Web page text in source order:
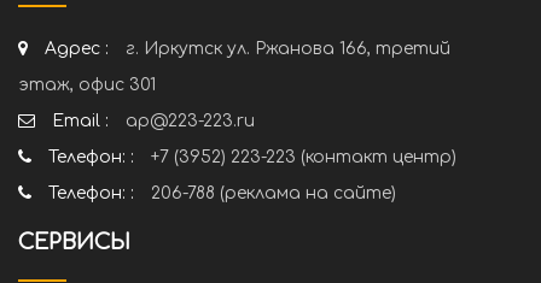
Адрес :
г. Иркутск ул. Ржанова 166, третий
этаж, офис 301
Email :
ap@223-223.ru
Телефон: :
+7 (3952) 223-223 (контакт центр)
Телефон: :
206-788 (реклама на сайте)
СЕРВИСЫ